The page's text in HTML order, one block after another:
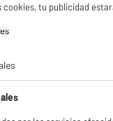
tu publicidad